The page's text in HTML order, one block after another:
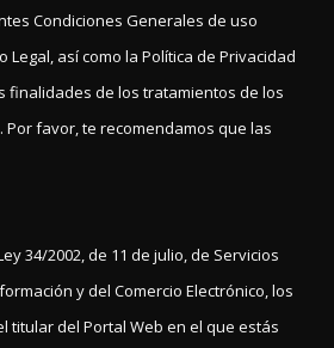
Condiciones Generales de uso
Legal, así como la Política de Privacidad
finalidades de los tratamientos de los
favor, te recomendamos que las
34/2002, de 11 de julio, de Servicios
y del Comercio Electrónico, los
titular del Portal Web en el que estás